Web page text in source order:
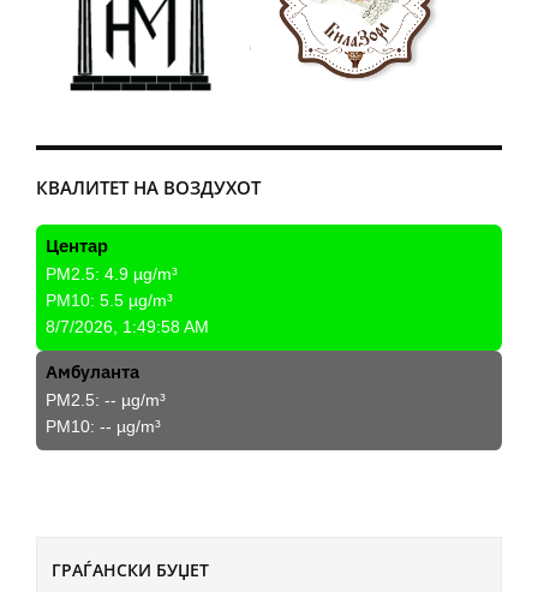
ГРАЃАНСКИ БУЏЕТ
КВАЛИТЕТ НА ВОЗДУХОТ
Центар
PM2.5: 4.9 µg/m³
PM10: 5.5 µg/m³
8/7/2026, 1:49:58 AM
Амбуланта
PM2.5: -- µg/m³
PM10: -- µg/m³